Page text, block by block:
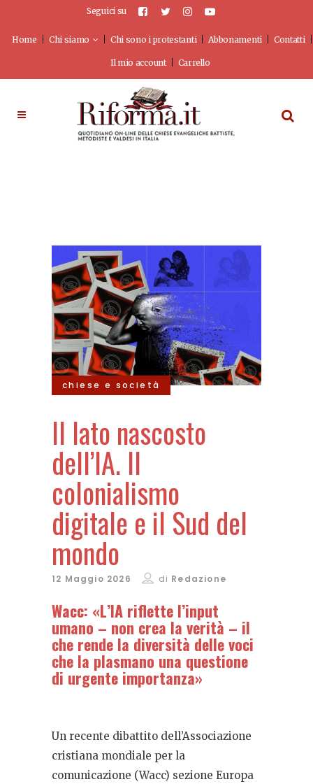
Seguici su
Home Chi siamo Chi sono i protestanti Abbonamenti Contatti
Il mio account Carrello
chiese e società
Il lato nascosto
dell’IA. Il
colonialismo
digitale e il Sud del
mondo
12 Maggio 2026 di Redazione
Wacc: «L’IA riflette l’input
umano – non crea la verità – il
che rende la diversità delle voci
che la plasmano una questione
di urgente importanza»
Un recente dibattito dell’Associazione
cristiana mondiale per la
comunicazione (Wacc) sezione Europa